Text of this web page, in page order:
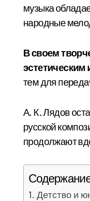
музыка
народные
В своем
эстетическим
тем для
А. К. Лядов
русской
продолжают
Детство и